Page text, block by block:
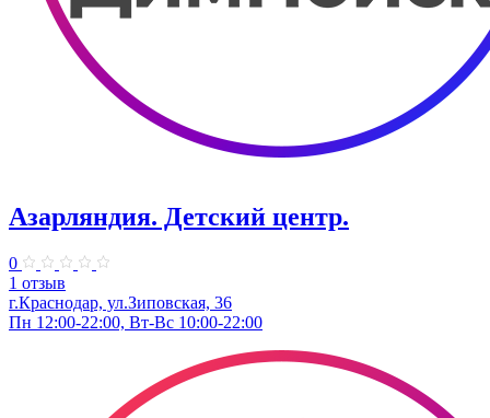
Азарляндия. ​Детский центр.
0
1 отзыв
г.Краснодар, ул.Зиповская, 36
Пн 12:00-22:00, Вт-Вс 10:00-22:00